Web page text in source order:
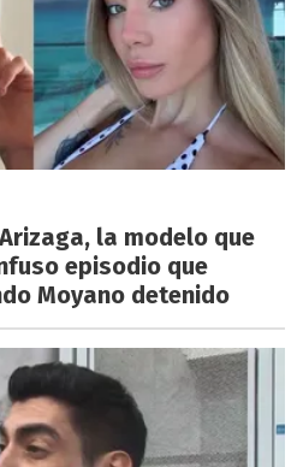
la modelo que
episodio que
Moyano detenido